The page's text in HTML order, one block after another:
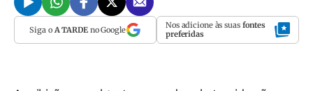
Siga o A TARDEno Google Nos adicione às suas fontes
preferidas